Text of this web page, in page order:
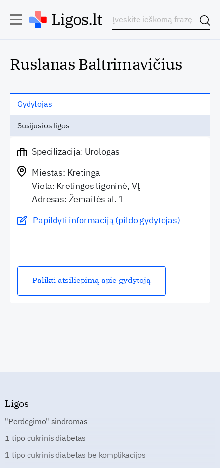
Ruslanas Baltrimavičius
Gydytojas
Susijusios ligos
Specilizacija: Urologas
Miestas: Kretinga
Vieta: Kretingos ligoninė, VĮ
Adresas: Žemaitės al. 1
Papildyti informaciją (pildo gydytojas)
Palikti atsiliepimą apie gydytoją
Ligos
"Perdegimo" sindromas
1 tipo cukrinis diabetas
1 tipo cukrinis diabetas be komplikacijos